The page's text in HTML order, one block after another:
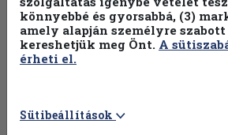
könnyebbé és gyorsabbá, (3)
amely alapján személyre
kereshetjük meg Önt. A
érheti el.
Sütibeállítások